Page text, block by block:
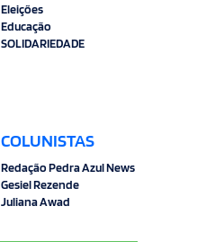
Eleições
Educação
SOLIDARIEDADE
COLUNISTAS
Redação Pedra Azul News
Gesiel Rezende
Juliana Awad